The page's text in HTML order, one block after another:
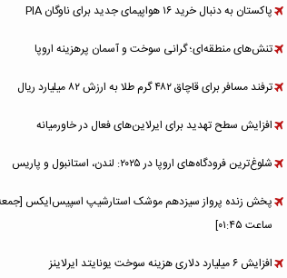
پاکستان به دنبال خرید ۱۶ هواپیمای جدید برای ناوگان PIA
تنش‌های منطقه‌ای؛ گرانی سوخت و آسمان پرهزینه اروپا
ترفند مسافر برای قاچاق ۴۸۲ گرم طلا به ارزش ۸۲ میلیارد ریال
افزایش سطح تهدید برای ایرلاین‌های فعال در خاورمیانه
شلوغ‌ترین فرودگاه‌های اروپا در ۲۰۲۵: لندن، استانبول و پاریس
پخش زنده پرواز سیزدهم موشک استارشیپ اسپیس‌ایکس
ساعت ۰۱:۴۵]
افزایش ۶ میلیارد دلاری هزینه‌ سوخت یونایتد ایرلاینز